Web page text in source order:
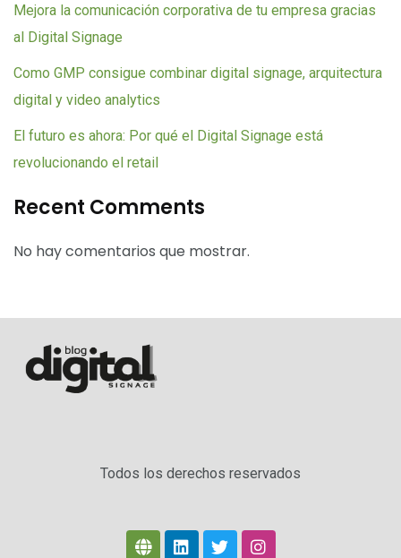
Mejora la comunicación corporativa de tu empresa gracias
al Digital Signage
Como GMP consigue combinar digital signage, arquitectura
digital y video analytics
El futuro es ahora: Por qué el Digital Signage está
revolucionando el retail
Recent Comments
No hay comentarios que mostrar.
Todos los derechos reservados